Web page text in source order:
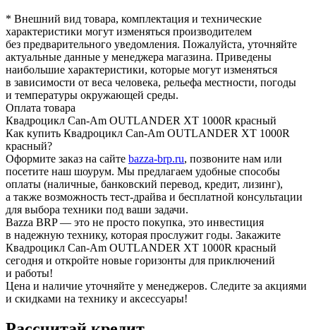
* Внешний вид товара, комплектация и технические
характеристики могут изменяться производителем
без предварительного уведомления. Пожалуйста, уточняйте
актуальные данные у менеджера магазина. Приведены
наибольшие характеристики, которые могут изменяться
в зависимости от веса человека, рельефа местности, погоды
и температуры окружающей среды.
Оплата товара
Квадроцикл Can-Am OUTLANDER XT 1000R красный
Как купить Квадроцикл Can-Am OUTLANDER XT 1000R
красный?
Оформите заказ на сайте bazza-brp.ru, позвоните нам или
посетите наш шоурум. Мы предлагаем удобные способы
оплаты (наличные, банковский перевод, кредит, лизинг),
а также возможность тест-драйва и бесплатной консультации
для выбора техники под ваши задачи.
Bazza BRP — это не просто покупка, это инвестиция
в надежную технику, которая прослужит годы. Закажите
Квадроцикл Can-Am OUTLANDER XT 1000R красный
сегодня и откройте новые горизонты для приключений
и работы!
Цена и наличие уточняйте у менеджеров. Следите за акциями
и скидками на технику и аксессуары!